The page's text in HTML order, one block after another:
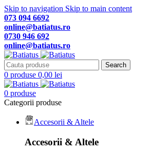
Skip to navigation Skip to main content
073 094 6692
online@batiatus.ro
0730 946 692
online@batiatus.ro
Search
0 produse 0,00 lei
0 produse
Categorii produse
Accesorii & Altele
Accesorii & Altele